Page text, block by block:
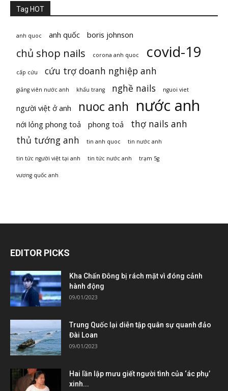
Tag HOT
anh quoc anh quốc boris johnson
chủ shop nails corona anh quoc covid-19
cấp cứu cứu trợ doanh nghiệp anh
giảng viên nước anh khẩu trang nghề nails nguoi viet
người việt ở anh nuoc anh nước anh
nới lỏng phong toả phong toả
thợ nails anh
thủ tướng anh
tin anh quoc tin nước anh
tin tức người việt tại anh tin tức nước anh trạm 5g
vương quốc anh
EDITOR PICKS
Kha Chấn Đông bị rách mặt vì đóng cảnh
hành động
09/01/2023
Trung Quốc lại diễn tập quân sự quanh đảo
Đài Loan
09/01/2023
Hai lần lập mưu giết người tình của ‘ác phụ’
xinh...